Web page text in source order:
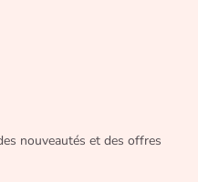
nouveautés et des offres